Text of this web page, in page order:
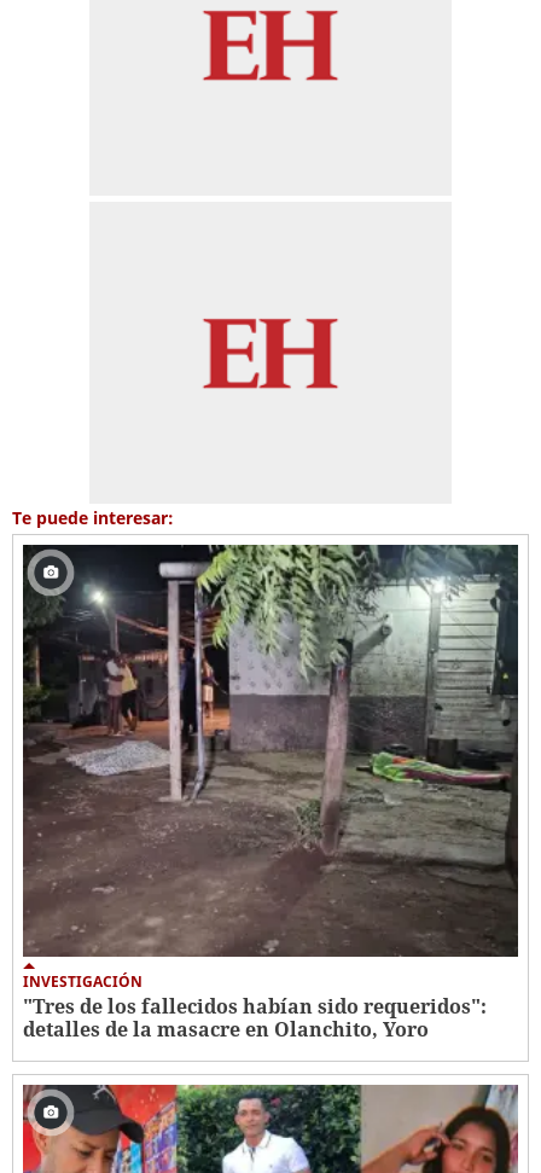
Te puede interesar:
INVESTIGACIÓN
"Tres de los fallecidos habían sido requeridos":
detalles de la masacre en Olanchito, Yoro